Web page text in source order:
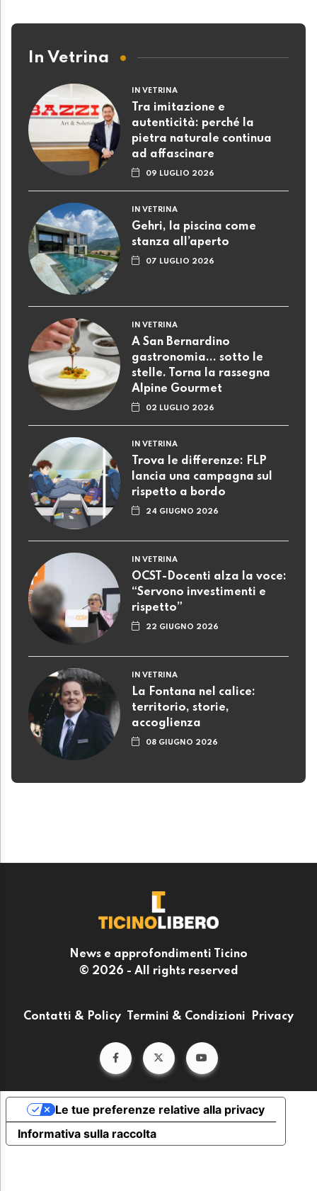
In Vetrina
IN VETRINA
Tra imitazione e
autenticità: perché la
pietra naturale continua
ad affascinare
09 LUGLIO 2026
IN VETRINA
Gehri, la piscina come
stanza all’aperto
07 LUGLIO 2026
IN VETRINA
A San Bernardino
gastronomia... sotto le
stelle. Torna la rassegna
Alpine Gourmet
02 LUGLIO 2026
IN VETRINA
Trova le differenze: FLP
lancia una campagna sul
rispetto a bordo
24 GIUGNO 2026
IN VETRINA
OCST-Docenti alza la voce:
“Servono investimenti e
rispetto”
22 GIUGNO 2026
IN VETRINA
La Fontana nel calice:
territorio, storie,
accoglienza
08 GIUGNO 2026
News e approfondimenti Ticino
© 2026 - All rights reserved
Contatti & Policy Termini & Condizioni Privacy
Informativa sulla raccolta
Le tue preferenze relative alla privacy